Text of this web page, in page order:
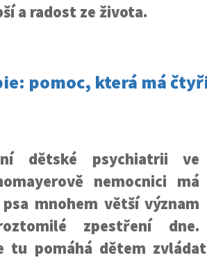
a radost ze života.
pomoc, která má
dětské psychiatrii ve
nemocnici má
mnohem větší význam
zpestření dne.
tu pomáhá dětem